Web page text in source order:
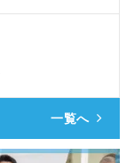
一覧へ